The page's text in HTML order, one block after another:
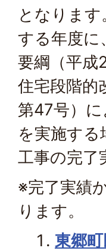
となりま
する年度に
要綱（平成
住宅段階的
第47号）
を実施す
工事の完了
※完了実績
ります。
東郷